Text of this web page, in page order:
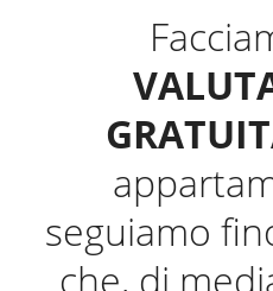
seguiamo
che, di